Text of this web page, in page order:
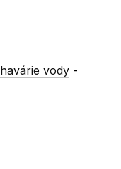
havárie vody -